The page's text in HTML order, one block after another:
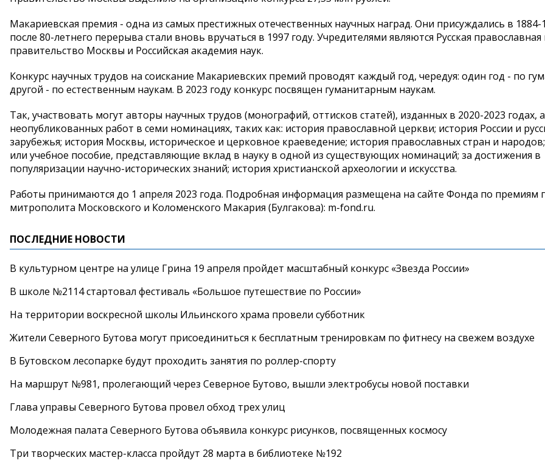
Макариевская премия - одна из самых престижных отечественных научных наград. Они присуждались в 1884-
после 80-летнего перерыва стали вновь вручаться в 1997 году. Учредителями являются Русская
правительство Москвы и Российская академия наук.
Конкурс научных трудов на соискание Макариевских премий проводят каждый год, чередуя: один год - по
другой - по естественным наукам. В 2023 году конкурс посвящен гуманитарным наукам.
Так, участвовать могут авторы научных трудов (монографий, оттисков статей), изданных в 2020-2023 годах,
неопубликованных работ в семи номинациях, таких как: история православной церкви; история России и
зарубежья; история Москвы, историческое и церковное краеведение; история православных стран и
или учебное пособие, представляющие вклад в науку в одной из существующих номинаций; за достижения в
популяризации научно-исторических знаний; история христианской археологии и искусства.
Работы принимаются до 1 апреля 2023 года. Подробная информация размещена на сайте Фонда по премиям
митрополита Московского и Коломенского Макария (Булгакова): m-fond.ru.
ПОСЛЕДНИЕ НОВОСТИ
В культурном центре на улице Грина 19 апреля пройдет масштабный конкурс «Звезда России»
В школе №2114 стартовал фестиваль «Большое путешествие по России»
На территории воскресной школы Ильинского храма провели субботник
Жители Северного Бутова могут присоединиться к бесплатным тренировкам по фитнесу на свежем воздухе
В Бутовском лесопарке будут проходить занятия по роллер-спорту
На маршрут №981, пролегающий через Северное Бутово, вышли электробусы новой поставки
Глава управы Северного Бутова провел обход трех улиц
Молодежная палата Северного Бутова объявила конкурс рисунков, посвященных космосу
Три творческих мастер-класса пройдут 28 марта в библиотеке №192